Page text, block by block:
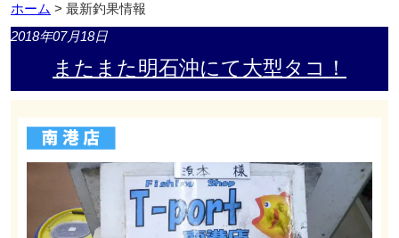
ホーム > 最新釣果情報
2018年07月18日
またまた明石沖にて大型タコ！